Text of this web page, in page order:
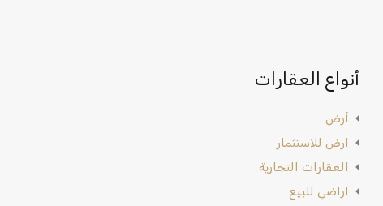
أنواع العقارات
أرض
ارض للاستثمار
العقارات التجارية
اراضي للبيع